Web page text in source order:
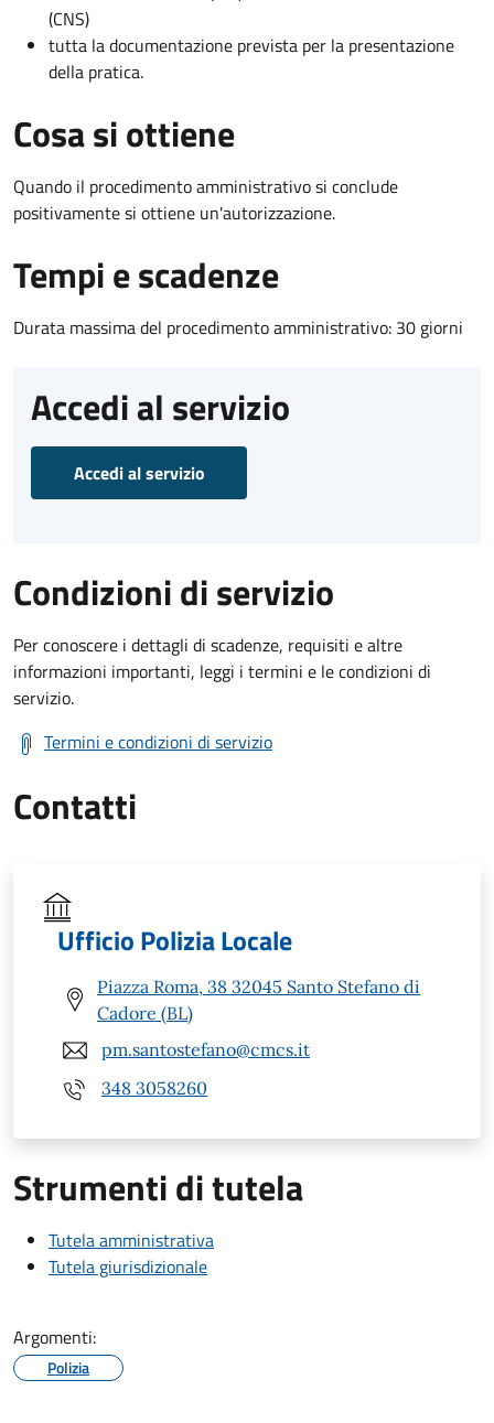
(CNS)
tutta la documentazione prevista per la presentazione
della pratica.
Cosa si ottiene
Quando il procedimento amministrativo si conclude
positivamente si ottiene un'autorizzazione.
Tempi e scadenze
Durata massima del procedimento amministrativo: 30 giorni
Accedi al servizio
Accedi al servizio
Condizioni di servizio
Per conoscere i dettagli di scadenze, requisiti e altre
informazioni importanti, leggi i termini e le condizioni di
servizio.
Termini e condizioni di servizio
Contatti
Ufficio Polizia Locale
Piazza Roma, 38 32045 Santo Stefano di
Cadore (BL)
pm.santostefano@cmcs.it
348 3058260
Strumenti di tutela
Tutela amministrativa
Tutela giurisdizionale
Argomenti:
Polizia